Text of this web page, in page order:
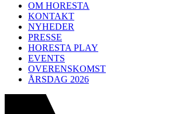
OM HORESTA
KONTAKT
NYHEDER
PRESSE
HORESTA PLAY
EVENTS
OVERENSKOMST
ÅRSDAG 2026